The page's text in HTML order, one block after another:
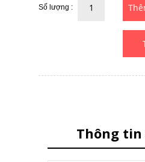
Số lượng :
Thông